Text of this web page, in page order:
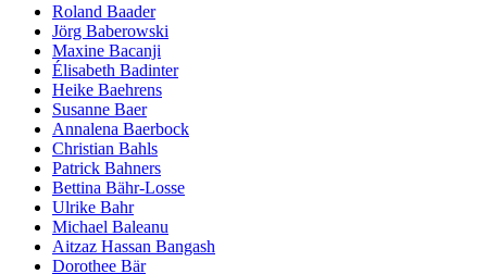
Roland Baader
Jörg Baberowski
Maxine Bacanji
Élisabeth Badinter
Heike Baehrens
Susanne Baer
Annalena Baerbock
Christian Bahls
Patrick Bahners
Bettina Bähr-Losse
Ulrike Bahr
Michael Baleanu
Aitzaz Hassan Bangash
Dorothee Bär